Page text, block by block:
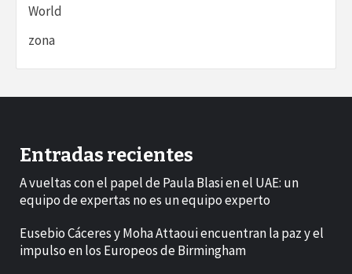
World
zona
Entradas recientes
A vueltas con el papel de Paula Blasi en el UAE: un
equipo de expertas no es un equipo experto
Eusebio Cáceres y Moha Attaoui encuentran la paz y el
impulso en los Europeos de Birmingham